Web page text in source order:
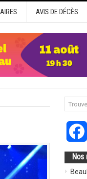
AVIS DE DÉCÈS
Nos